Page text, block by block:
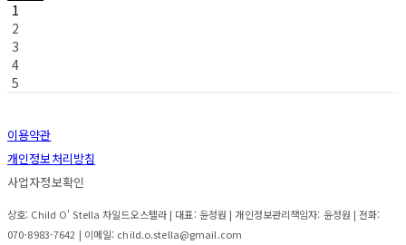
1
2
3
4
5
이용약관
개인정보처리방침
사업자정보확인
상호: Child O' Stella 차일드오스텔라 | 대표: 윤정원 | 개인정보관리책임자: 윤정원 | 전화:
070-8983-7642 | 이메일: child.o.stella@gmail.com